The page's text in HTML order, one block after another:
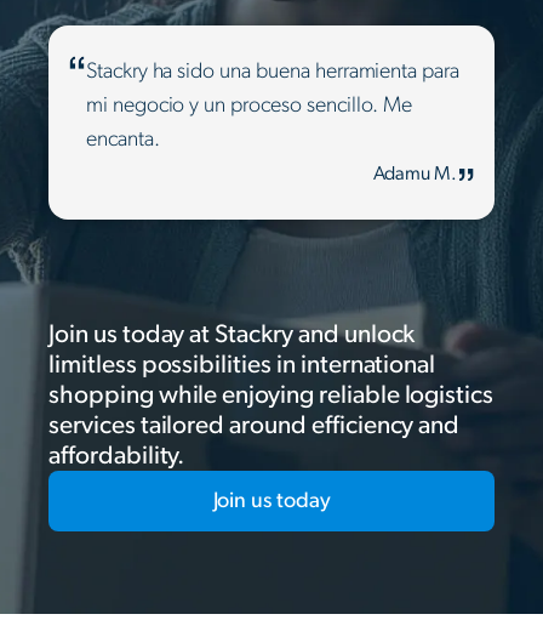
Stackry ha sido una buena herramienta para
mi negocio y un proceso sencillo. Me
encanta.
Adamu M.
Join us today at Stackry and unlock
limitless possibilities in international
shopping while enjoying reliable logistics
services tailored around efficiency and
affordability.
Join us today